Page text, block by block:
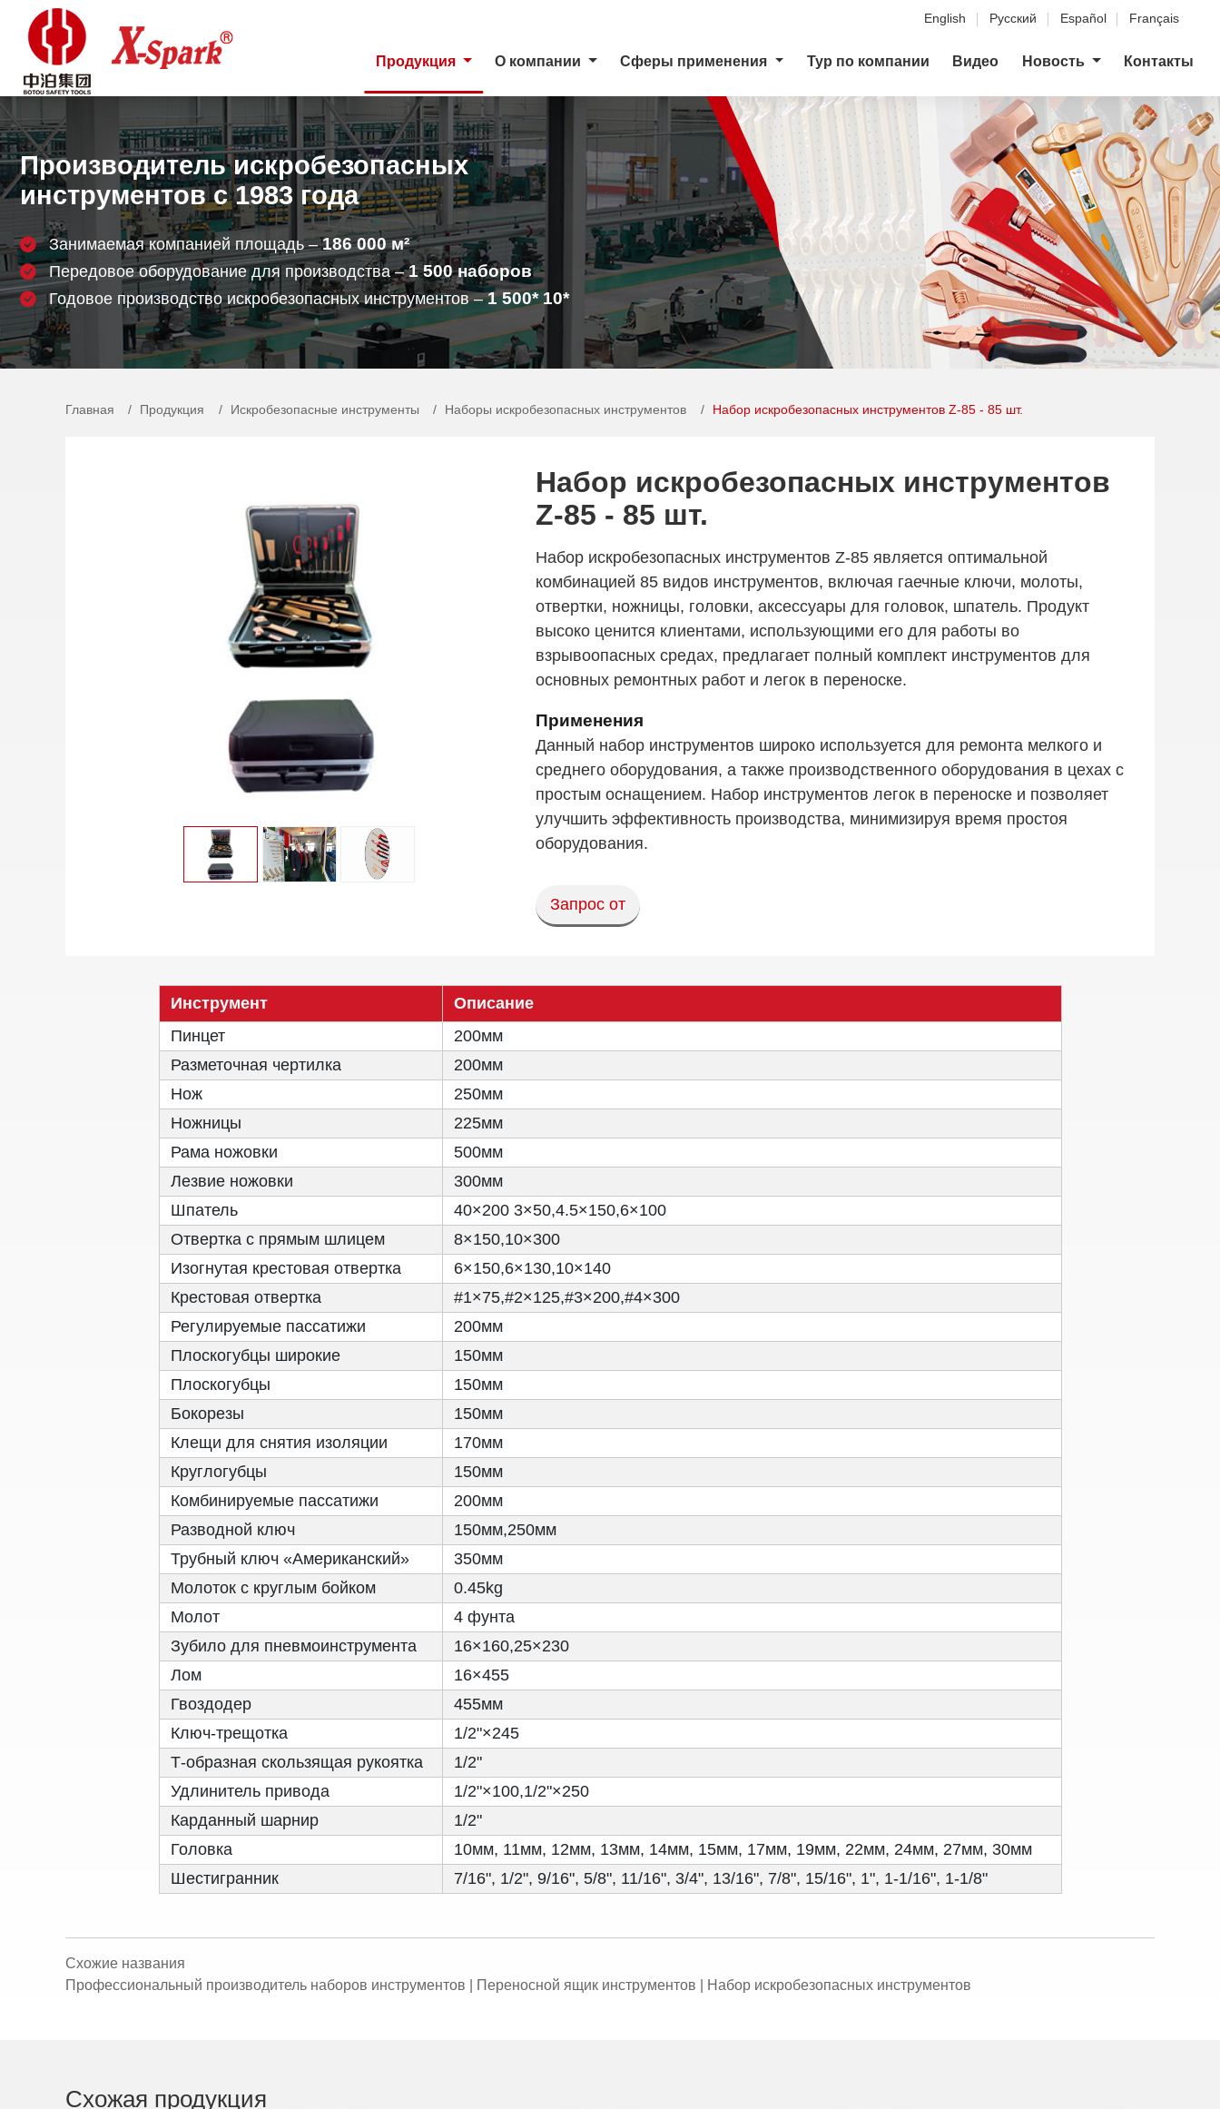
English Русский Español Français
Продукция О компании Сферы применения Тур по компании Видео Новость Контакты
Производитель искробезопасных
инструментов с 1983 года
Занимаемая компанией площадь –186 000м²
Передовое оборудование для производства –1 500наборов
Годовое производство искробезопасных инструментов –1 500* 10*
Главная Продукция Искробезопасные инструменты Наборы искробезопасных инструментов Набор искробезопасных инструментов Z-85 - 85 шт.
Набор искробезопасных инструментов
Z-85 - 85 шт.
Набор искробезопасных инструментов Z-85 является оптимальной
комбинацией 85 видов инструментов, включая гаечные ключи, молоты,
отвертки, ножницы, головки, аксессуары для головок, шпатель. Продукт
высоко ценится клиентами, использующими его для работы во
взрывоопасных средах, предлагает полный комплект инструментов для
основных ремонтных работ и легок в переноске.
Применения
Данный набор инструментов широко используется для ремонта мелкого и
среднего оборудования, а также производственного оборудования в цехах с
простым оснащением. Набор инструментов легок в переноске и позволяет
улучшить эффективность производства, минимизируя время простоя
оборудования.
Запрос от
Инструмент
Описание
Пинцет
200мм
Разметочная чертилка
200мм
Нож
250мм
Ножницы
225мм
Рама ножовки
500мм
Лезвие ножовки
300мм
Шпатель
40×200 3×50,4.5×150,6×100
Отвертка с прямым шлицем
8×150,10×300
Изогнутая крестовая отвертка
6×150,6×130,10×140
Крестовая отвертка
#1×75,#2×125,#3×200,#4×300
Регулируемые пассатижи
200мм
Плоскогубцы широкие
150мм
Плоскогубцы
150мм
Бокорезы
150мм
Клещи для снятия изоляции
170мм
Круглогубцы
150мм
Комбинируемые пассатижи
200мм
Разводной ключ
150мм,250мм
Трубный ключ «Американский»
350мм
Молоток с круглым бойком
0.45kg
Молот
4 фунта
Зубило для пневмоинструмента
16×160,25×230
Лом
16×455
Гвоздодер
455мм
Ключ-трещотка
1/2"×245
Т-образная скользящая рукоятка
1/2"
Удлинитель привода
1/2"×100,1/2"×250
Карданный шарнир
1/2"
Головка
10мм, 11мм, 12мм, 13мм, 14мм, 15мм, 17мм, 19мм, 22мм, 24мм, 27мм, 30мм
Шестигранник
7/16", 1/2", 9/16", 5/8", 11/16", 3/4", 13/16", 7/8", 15/16", 1", 1-1/16", 1-1/8"
Схожие названия
Профессиональный производитель наборов инструментов | Переносной ящик инструментов | Набор искробезопасных инструментов
Схожая продукция